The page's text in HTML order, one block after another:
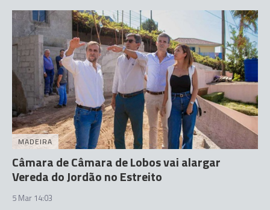
MADEIRA
Câmara de Câmara de Lobos vai alargar
Vereda do Jordão no Estreito
5 Mar 14:03